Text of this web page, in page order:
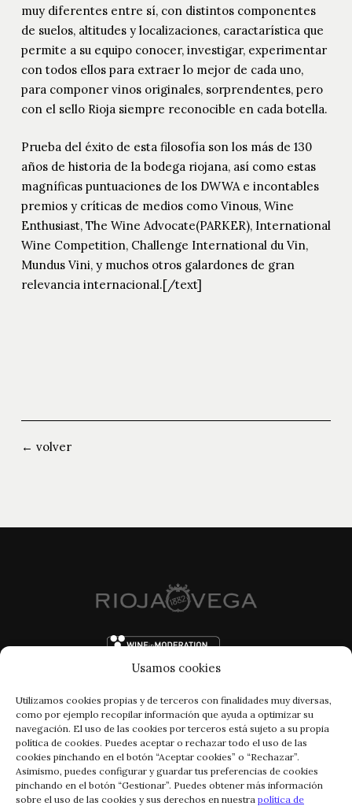
Usamos cookies
Utilizamos cookies propias y de terceros con finalidades muy diversas,
como por ejemplo recopilar información que ayuda a optimizar su
navegación. El uso de las cookies por terceros está sujeto a su propia
política de cookies. Puedes aceptar o rechazar todo el uso de las
cookies pinchando en el botón “Aceptar cookies” o “Rechazar”.
Asimismo, puedes configurar y guardar tus preferencias de cookies
pinchando en el botón “Gestionar”. Puedes obtener más información
sobre el uso de las cookies y sus derechos en nuestra política de
muy diferentes entre sí, con distintos componentes
de suelos, altitudes y localizaciones, caractarística que
permite a su equipo conocer, investigar, experimentar
con todos ellos para extraer lo mejor de cada uno,
para componer vinos originales, sorprendentes, pero
con el sello Rioja siempre reconocible en cada botella.
Prueba del éxito de esta filosofía son los más de 130
años de historia de la bodega riojana, así como estas
magníficas puntuaciones de los DWWA e incontables
premios y críticas de medios como Vinous, Wine
Enthusiast, The Wine Advocate(PARKER), International
Wine Competition, Challenge International du Vin,
Mundus Vini, y muchos otros galardones de gran
relevancia internacional.[/text]
← volver
FACEBOOKINSTAGRAM